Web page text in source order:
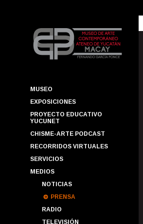
MUSEO
EXPOSICIONES
PROYECTO EDUCATIVO
YUCUNET
CHISME-ARTE PODCAST
RECORRIDOS VIRTUALES
SERVICIOS
MEDIOS
NOTICIAS
PRENSA
RADIO
TELEVISIÓN